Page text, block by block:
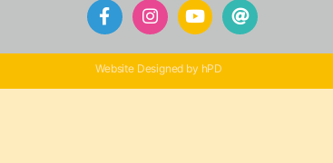
Website Designed by hPD